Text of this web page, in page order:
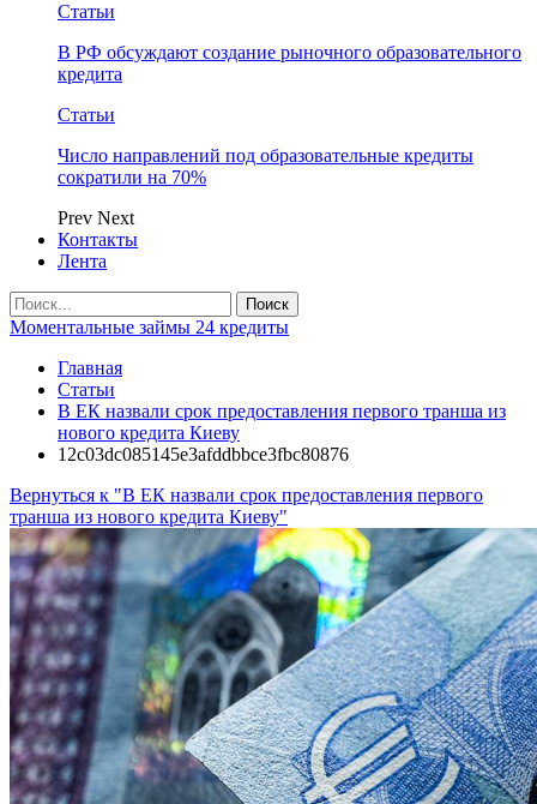
Статьи
В РФ обсуждают создание рыночного образовательного
кредита
Статьи
Число направлений под образовательные кредиты
сократили на 70%
Prev Next
Контакты
Лента
Моментальные займы 24 кредиты
Главная
Статьи
В ЕК назвали срок предоставления первого транша из
нового кредита Киеву
12c03dc085145e3afddbbce3fbc80876
Вернуться к "В ЕК назвали срок предоставления первого
транша из нового кредита Киеву"